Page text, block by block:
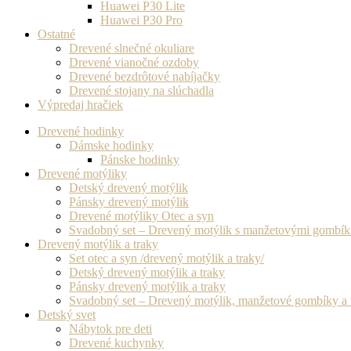
Huawei P30 Lite
Huawei P30 Pro
Ostatné
Drevené slnečné okuliare
Drevené vianočné ozdoby
Drevené bezdrôtové nabíjačky
Drevené stojany na slúchadla
Výpredaj hračiek
Drevené hodinky
Dámske hodinky
Pánske hodinky
Drevené motýliky
Detský drevený motýlik
Pánsky drevený motýlik
Drevené motýliky Otec a syn
Svadobný set – Drevený motýlik s manžetovými
Drevený motýlik a traky
Set otec a syn /drevený motýlik a traky/
Detský drevený motýlik a traky
Pánsky drevený motýlik a traky
Svadobný set – Drevený motýlik, manžetové gombíky a
Detský svet
Nábytok pre deti
Drevené kuchynky